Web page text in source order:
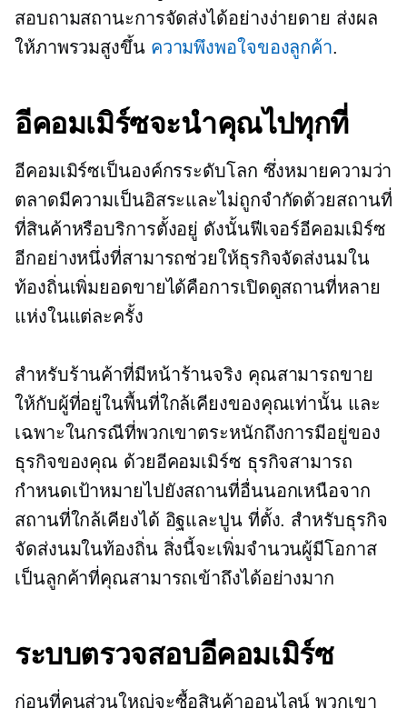
สอบถามสถานะการจัดส่งได้อย่างง่ายดาย ส่งผล
ให้ภาพรวมสูงขึ้น ความพึงพอใจของลูกค้า.
อีคอมเมิร์ซจะนำคุณไปทุกที่
อีคอมเมิร์ซเป็นองค์กรระดับโลก ซึ่งหมายความว่า
ตลาดมีความเป็นอิสระและไม่ถูกจำกัดด้วยสถานที่
ที่สินค้าหรือบริการตั้งอยู่ ดังนั้นฟีเจอร์อีคอมเมิร์ซ
อีกอย่างหนึ่งที่สามารถช่วยให้ธุรกิจจัดส่งนมใน
ท้องถิ่นเพิ่มยอดขายได้คือการเปิดดูสถานที่หลาย
แห่งในแต่ละครั้ง
สำหรับร้านค้าที่มีหน้าร้านจริง คุณสามารถขาย
ให้กับผู้ที่อยู่ในพื้นที่ใกล้เคียงของคุณเท่านั้น และ
เฉพาะในกรณีที่พวกเขาตระหนักถึงการมีอยู่ของ
ธุรกิจของคุณ ด้วยอีคอมเมิร์ซ ธุรกิจสามารถ
กำหนดเป้าหมายไปยังสถานที่อื่นนอกเหนือจาก
สถานที่ใกล้เคียงได้ อิฐและปูนที่ตั้ง. สำหรับธุรกิจ
จัดส่งนมในท้องถิ่น สิ่งนี้จะเพิ่มจำนวนผู้มีโอกาส
เป็นลูกค้าที่คุณสามารถเข้าถึงได้อย่างมาก
ระบบตรวจสอบอีคอมเมิร์ซ
ก่อนที่คนส่วนใหญ่จะซื้อสินค้าออนไลน์ พวกเขา